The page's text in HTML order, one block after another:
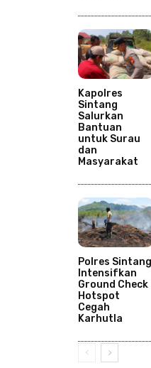
Kapolres
Sintang
Salurkan
Bantuan
untuk Surau
dan
Masyarakat
Polres Sintang
Intensifkan
Ground Check
Hotspot
Cegah
Karhutla